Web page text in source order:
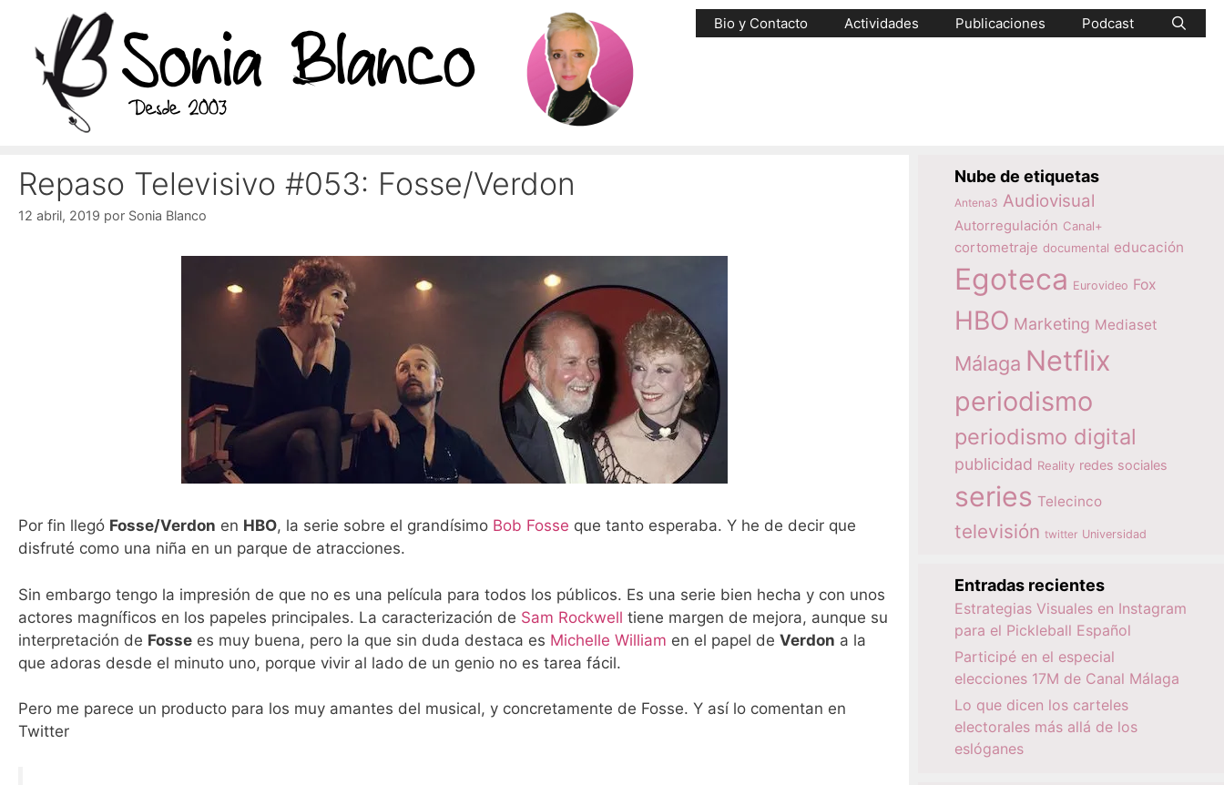
contenido
Bio y Contacto Actividades Publicaciones Podcast
Repaso Televisivo #053: Fosse/Verdon
12 abril, 2019 por Sonia Blanco
Por fin llegó Fosse/Verdon en HBO, la serie sobre el grandísimo Bob Fosse que tanto esperaba. Y he de decir que
disfruté como una niña en un parque de atracciones.
Sin embargo tengo la impresión de que no es una película para todos los públicos. Es una serie bien hecha y con unos
actores magníficos en los papeles principales. La caracterización de Sam Rockwell tiene margen de mejora, aunque su
interpretación de Fosse es muy buena, pero la que sin duda destaca es Michelle William en el papel de Verdon a la
que adoras desde el minuto uno, porque vivir al lado de un genio no es tarea fácil.
Pero me parece un producto para los muy amantes del musical, y concretamente de Fosse. Y así lo comentan en
Twitter
Nube de etiquetas
Antena3 Audiovisual
Autorregulación Canal+
cortometraje documental educación
Egoteca Eurovideo Fox
HBO Marketing Mediaset
Málaga Netflix
periodismo
periodismo digital
publicidad Reality redes sociales
series Telecinco
televisión twitter Universidad
Entradas recientes
Estrategias Visuales en Instagram
para el Pickleball Español
Participé en el especial
elecciones 17M de Canal Málaga
Lo que dicen los carteles
electorales más allá de los
eslóganes